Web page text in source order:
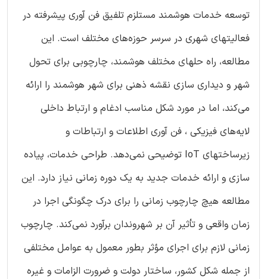
توسعه خدمات هوشمند مستلزم تلفیق فن آوری پیشرفته در
فعالیتهای شهری در سرسر حوزه‌های مختلف است. این
مطالعه، راه حلهای مختلف هوشمند، چارچوبی برای تحول
شهر و دیداری سازی نقشه ذهنی برای شهر هوشمند را ارائه
می‌کند، اما در مورد شکل مناسب ادغام و ارتباط داخلی
لایه‌های فیزیکی ، فن آوری اطلاعات و ارتباطات و
زیرساختهای IoT توضیحی نمی‌دهد. طراحی خدمات، پیاده
سازی و ارائه خدمات جدید به یک دوره زمانی نیاز دارد. این
مطالعه هیچ چارچوب زمانی را برای درک چگونگی اجرا در
زمان واقعی و تأثیر آن بر شهروندان برآورد نمی‌کند. چارچوب
زمانی لازم برای اجرای مؤثر بطور معمول به عوامل مختلفی
از جمله شکل کشور، ساختار دولت و ضرورت الزامات و غیره